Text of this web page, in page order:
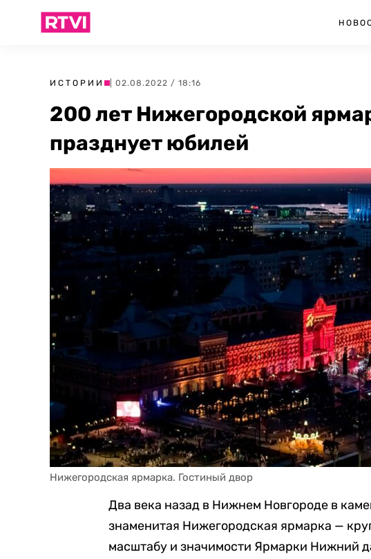
ИСТОРИИ | 02.08.2022 / 18:16
200 лет Нижегородской
празднует юбилей
Нижегородская ярмарка. Гостиный двор
Два века назад в Нижнем Новгороде в
знаменитая Нижегородская ярмарка —
масштабу и значимости Ярмарки Нижний